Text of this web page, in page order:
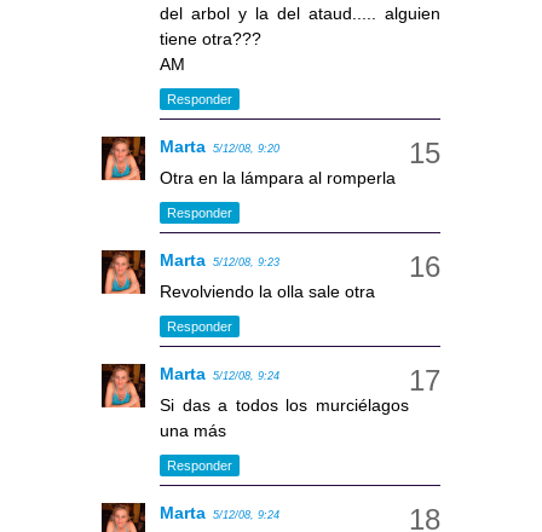
del arbol y la del ataud..... alguien
tiene otra???
AM
Responder
Marta 5/12/08, 9:20
Otra en la lámpara al romperla
Responder
Marta 5/12/08, 9:23
Revolviendo la olla sale otra
Responder
Marta 5/12/08, 9:24
Si das a todos los murciélagos
una más
Responder
Marta 5/12/08, 9:24